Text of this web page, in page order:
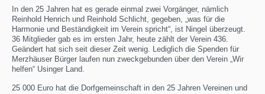
In den 25 Jahren hat es gerade einmal zwei Vorgänger, nämlich
Reinhold Henrich und Reinhold Schlicht, gegeben, „was für die
Harmonie und Beständigkeit im Verein spricht“, ist Ningel überzeugt.
36 Mitglieder gab es im ersten Jahr, heute zählt der Verein 436.
Geändert hat sich seit dieser Zeit wenig. Lediglich die Spenden für
Merzhäuser Bürger laufen nun zweckgebunden über den Verein „Wir
helfen“ Usinger Land.
25 000 Euro hat die Dorfgemeinschaft in den 25 Jahren Vereinen und